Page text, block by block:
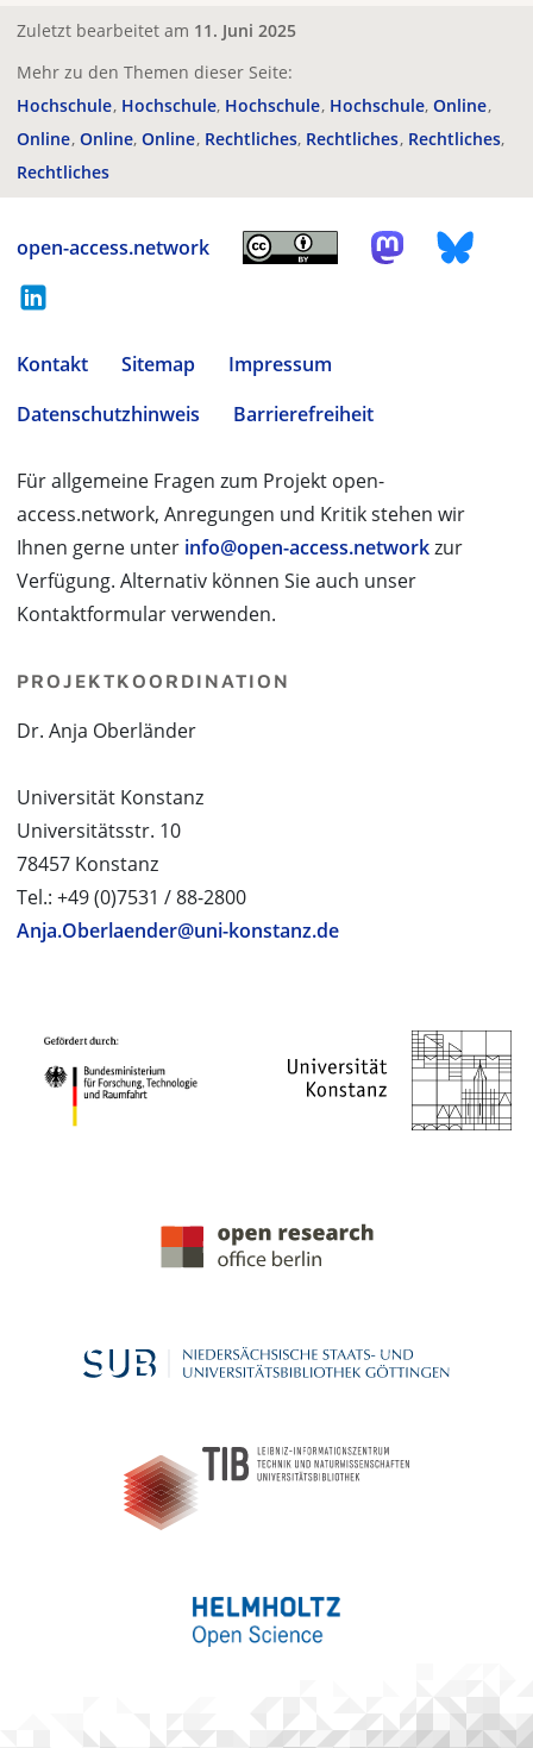
Zuletzt bearbeitet am 11. Juni 2025
Mehr zu den Themen dieser Seite:
Hochschule Hochschule Hochschule Hochschule Online
Online Online Online Rechtliches Rechtliches Rechtliches
Rechtliches
open-access.network
Kontakt Sitemap
Impressum
Datenschutzhinweis
Barrierefreiheit
Für allgemeine Fragen zum Projekt open-
access.network, Anregungen und Kritik stehen wir
Ihnen gerne unter info@open-access.networkzur
Verfügung. Alternativ können Sie auch unser
Kontaktformular verwenden.
PROJEKTKOORDINATION
Dr. Anja Oberländer
Universität Konstanz
Universitätsstr. 10
78457 Konstanz
Tel.: +49 (0)7531 / 88-2800
Anja.Oberlaender@uni-konstanz.de